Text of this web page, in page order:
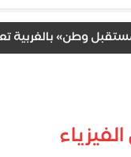
وطن» بالغربية تعقد